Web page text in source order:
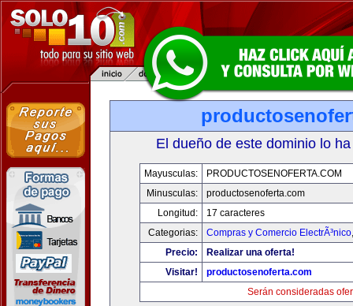
El dueño de este dominio lo
Mayusculas:
PRODUCTOSENOFERTA.COM
Minusculas:
productosenoferta.com
Longitud:
17 caracteres
Categorias:
Compras y Comercio ElectrÃ³nico
Precio:
Realizar una oferta!
Visitar!
productosenoferta.com
Serán consideradas